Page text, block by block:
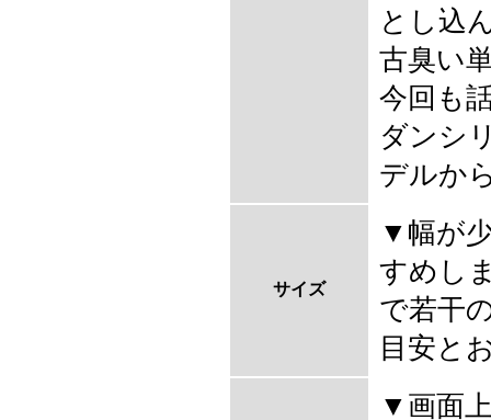
とし込
古臭い
今回も
ダンシ
デルか
サイズ
▼幅が
すめし
で若干
目安と
▼画面